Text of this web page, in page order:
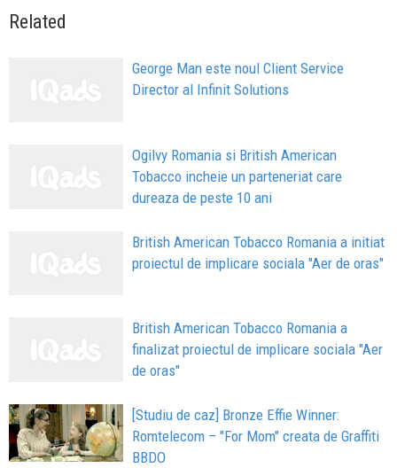
Related
George Man este noul Client Service
Director al Infinit Solutions
Ogilvy Romania si British American
Tobacco incheie un parteneriat care
dureaza de peste 10 ani
British American Tobacco Romania a initiat
proiectul de implicare sociala "Aer de oras"
British American Tobacco Romania a
finalizat proiectul de implicare sociala "Aer
de oras"
[Studiu de caz] Bronze Effie Winner:
Romtelecom – "For Mom" creata de Graffiti
BBDO